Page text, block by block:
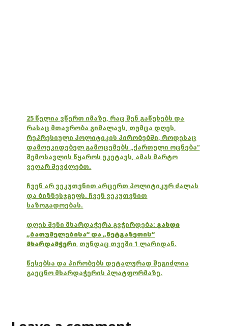
25 წელია ვწერთ იმაზე, რაც შენ გაწუხებს და
რასაც მთავრობა გიმალავს, თუმცა დღეს,
რეპრესიული პოლიტიკის პირობებში, როდესაც
დამოუკიდებელ გამოცემებს „ქართული ოცნება“
შემოსავლის წყაროს უკეტავს, ამას მარტო
ვეღარ შევძლებთ.
ჩვენ არ ვეკუთვნით არცერთ პოლიტიკურ ძალას
და ბიზნესჯგუფს. ჩვენ ვეკუთვნით
საზოგადოებას.
დღეს შენი მხარდაჭერა გვჭირდება: გახდი
„ბათუმელებისა“ და „ნეტგაზეთის“
მხარდამჭერი, თუნდაც თვეში 1 ლარიდან.
წესებსა და პირობებს დეტალურად შეგიძლია
გაეცნო მხარდაჭერის პლატფორმაზე.